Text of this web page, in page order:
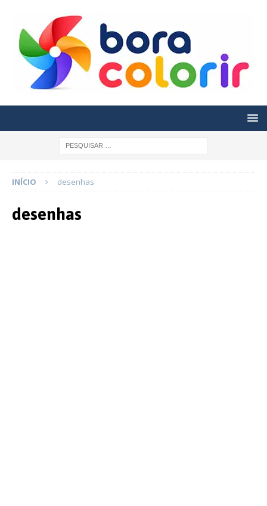
INÍCIO desenhas
desenhas